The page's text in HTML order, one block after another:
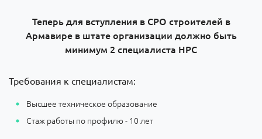
Теперь для вступления в СРО строителей в
Армавире в штате организации должно быть
минимум 2 специалиста НРС
Требования к специалистам:
Высшее техническое образование
Стаж работы по профилю - 10 лет